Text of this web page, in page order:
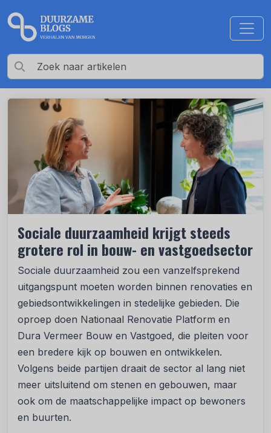
Sociale duurzaamheid krijgt steeds
grotere rol in bouw- en vastgoedsector
Sociale duurzaamheid zou een vanzelfsprekend
uitgangspunt moeten worden binnen renovaties en
gebiedsontwikkelingen in stedelijke gebieden. Die
oproep doen Nationaal Renovatie Platform en
Dura Vermeer Bouw en Vastgoed, die pleiten voor
een bredere kijk op bouwen en ontwikkelen.
Volgens beide partijen draait de sector al lang niet
meer uitsluitend om stenen en gebouwen, maar
ook om de maatschappelijke impact op bewoners
en buurten.